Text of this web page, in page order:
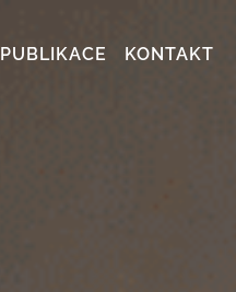
PUBLIKACE KONTAKT